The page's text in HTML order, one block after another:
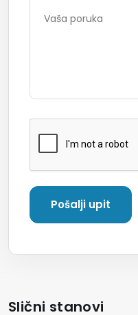
Slični stanovi